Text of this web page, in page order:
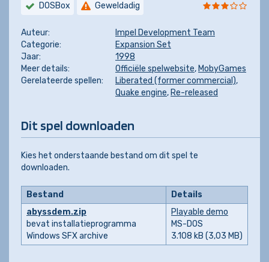
DOSBox Geweldadig
Auteur:
Impel Development Team
Categorie:
Expansion Set
Jaar:
1998
Meer details:
Officiële spelwebsite, MobyGames
Gerelateerde spellen:
Liberated (former commercial),
Quake engine, Re-released
Dit spel downloaden
Kies het onderstaande bestand om dit spel te
downloaden.
Bestand
Details
abyssdem.zip
bevat installatieprogramma
Windows SFX archive
Playable demo
MS-DOS
3.108 kB (3,03 MB)